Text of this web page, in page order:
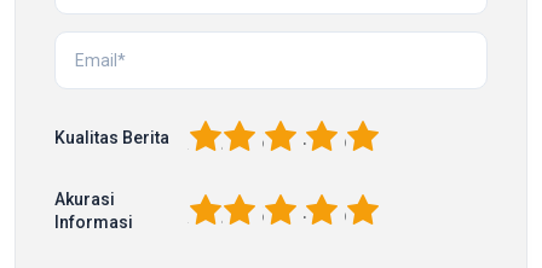
Kualitas Berita 5
4
3
2
Akurasi
Informasi
5
4
3
2